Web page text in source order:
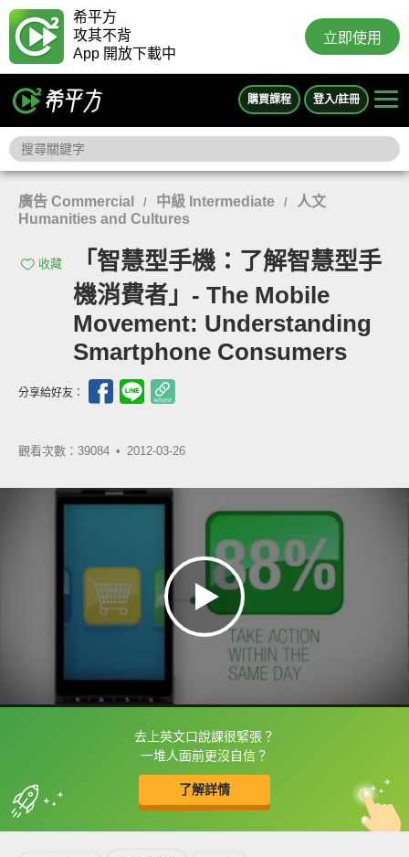
希平方
攻其不背
App 開放下載中
立即使用
購買課程 登入/註冊
廣告 Commercial / 中級 Intermediate /
人文
Humanities and Cultures
收藏
「智慧型手機：了解智慧型手
機消費者」- The Mobile
Movement: Understanding
Smartphone Consumers
分享給好友：
觀看次數：39084 • 2012-03-26
去上英文口說課很緊張？
一堆人面前更沒自信？
了解詳情
框選或點兩下字幕可以直接查字典喔！
收錄佳句 中
英